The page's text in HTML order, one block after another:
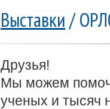
Выставки/
Друзья!
Мы можем
ученых и тысяч